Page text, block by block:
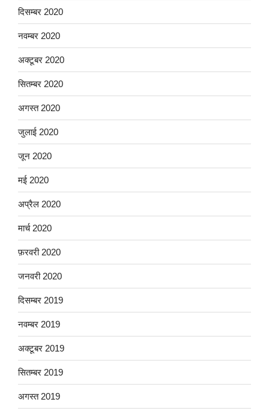
दिसम्बर 2020
नवम्बर 2020
अक्टूबर 2020
सितम्बर 2020
अगस्त 2020
जुलाई 2020
जून 2020
मई 2020
अप्रैल 2020
मार्च 2020
फ़रवरी 2020
जनवरी 2020
दिसम्बर 2019
नवम्बर 2019
अक्टूबर 2019
सितम्बर 2019
अगस्त 2019